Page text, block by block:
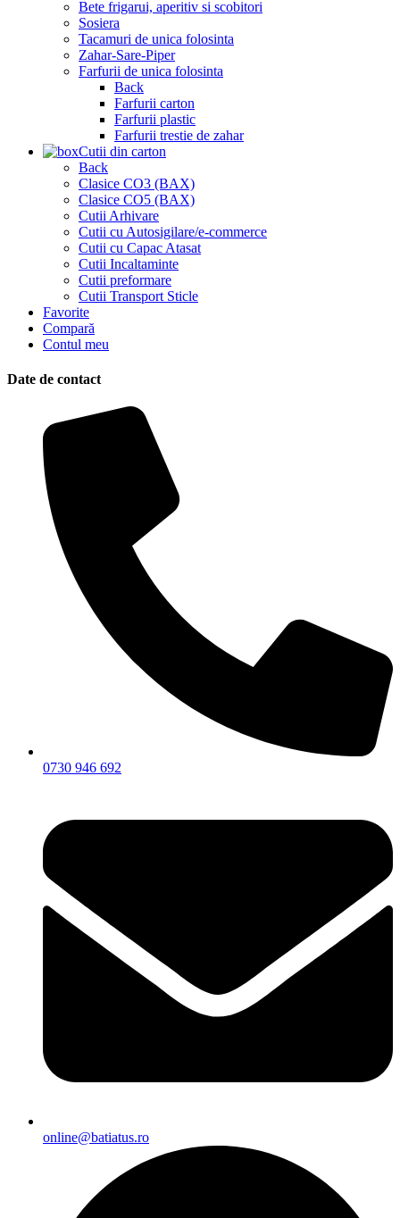
Bete frigarui, aperitiv si scobitori
Sosiera
Tacamuri de unica folosinta
Zahar-Sare-Piper
Farfurii de unica folosinta
Back
Farfurii carton
Farfurii plastic
Farfurii trestie de zahar
Cutii din carton
Back
Clasice CO3 (BAX)
Clasice CO5 (BAX)
Cutii Arhivare
Cutii cu Autosigilare/e-commerce
Cutii cu Capac Atasat
Cutii Incaltaminte
Cutii preformare
Cutii Transport Sticle
Favorite
Compară
Contul meu
Date de contact
0730 946 692
online@batiatus.ro